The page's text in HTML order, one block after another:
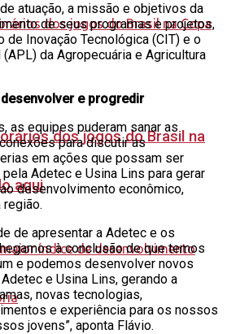
dos jogos do Brasil na
aqui
atuação, a missão e objetivos da
de seus programas e projetos,
de Inovação Tecnológica (CIT) e o
da Agropecuária e Agricultura
e progredir
as equipes puderam sanar as
para discutir as
em ações que possam ser
Adetec e Usina Lins para gerar
desenvolvimento econômico,
de apresentar a Adetec e os
à conclusão de que temos
e podemos desenvolver novos
e Usina Lins, gerando a
novas tecnologias,
e experiência para os nossos
jovens”, aponta Flávio.